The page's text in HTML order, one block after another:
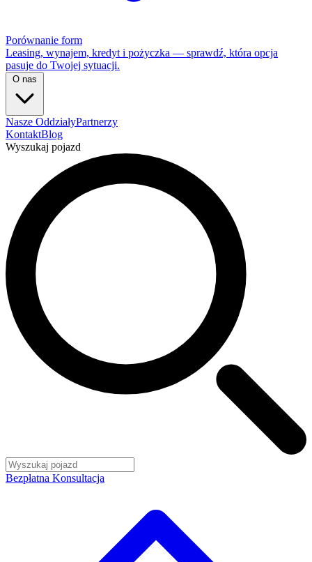
Porównanie form
Leasing, wynajem, kredyt i pożyczka — sprawdź, która opcja
pasuje do Twojej sytuacji.
O nas
Nasze OddziałyPartnerzy
KontaktBlog
Wyszukaj pojazd
Bezpłatna Konsultacja